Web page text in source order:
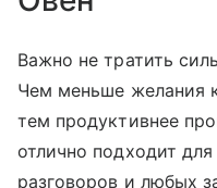
Важно не тратить
Чем меньше желания
тем продуктивнее
отлично подходит
разговоров и любых